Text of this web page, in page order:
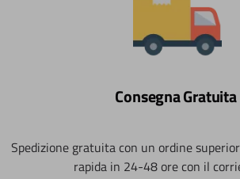
Consegna Gratuita
Spedizione gratuita con un ordine
rapida in 24-48 ore con il